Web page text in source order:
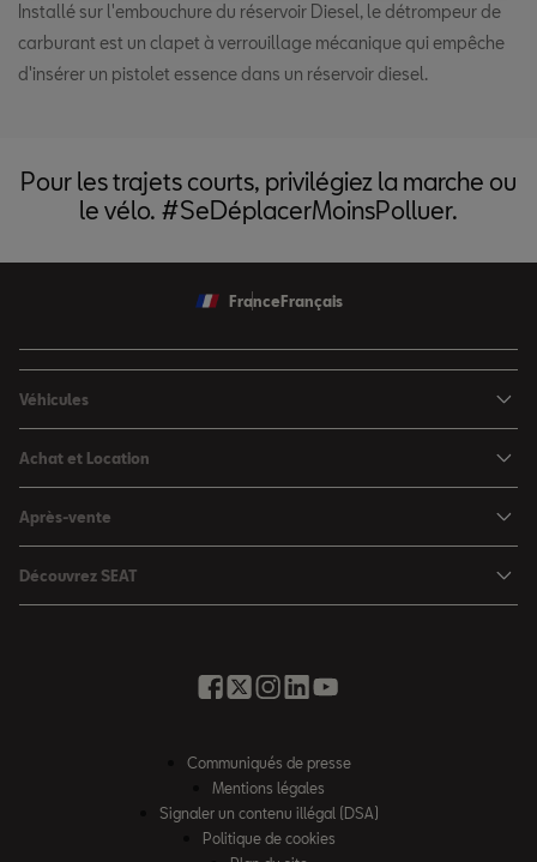
Installé sur l'embouchure du réservoir Diesel, le détrompeur de
carburant est un clapet à verrouillage mécanique qui empêche
d'insérer un pistolet essence dans un réservoir diesel.
Pour les trajets courts, privilégiez la marche ou
le vélo. #SeDéplacerMoinsPolluer.
France Français
Véhicules
Nouvelle Arona
Leon 5 portes
Leon Sportstourer
Ateca
Achat et Location
Nos offres du moment
Nos SEAT neuves en stock
Après-vente
Services en ligne SEAT CONNECT
Rappel des airbags Takata
Contrat d'entretien SEAT
Nos offres entretien
Découvrez SEAT
Glossaire des termes auto
Communiqués de presse
Mentions légales
Signaler un contenu illégal (DSA)
Politique de cookies